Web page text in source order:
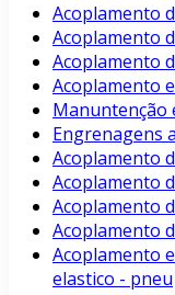
Acoplamento
Acoplamento
Acoplamento
Acoplamento
Manuntenção
Engrenagens
Acoplamento
Acoplamento
Acoplamento
Acoplamento
Acoplamento
elastico - pneu